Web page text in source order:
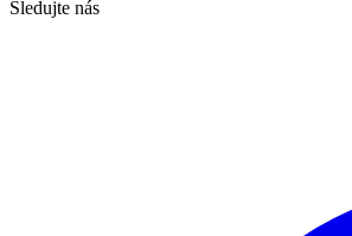
Sledujte nás